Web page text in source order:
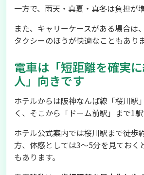
一方で、雨天・真夏・真冬は負担が増
また、キャリーケースがある場合は
タクシーのほうが快適なこともありま
電車は「短距離を確実
人」向きです
ホテルからは阪神なんば線「桜川駅
く、そこから「ドーム前駅」まで1駅
ホテル公式案内では桜川駅まで徒歩
方、体感としては3〜5分を見ておく
もあります。